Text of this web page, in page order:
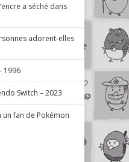
a séché dans
adorent-elles
1996
Switch – 2023
fan de Pokémon